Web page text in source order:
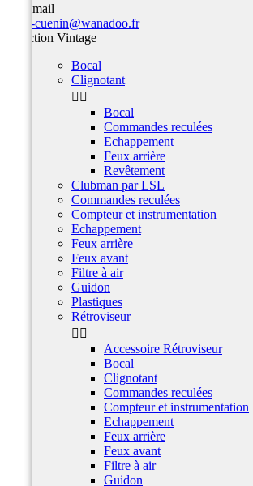
Par email
team-cuenin@wanadoo.fr
Sélection Vintage
Bocal
Clignotant
 
Bocal
Commandes reculées
Echappement
Feux arrière
Revêtement
Clubman par LSL
Commandes reculées
Compteur et instrumentation
Echappement
Feux arrière
Feux avant
Filtre à air
Guidon
Plastiques
Rétroviseur
 
Accessoire Rétroviseur
Bocal
Clignotant
Commandes reculées
Compteur et instrumentation
Echappement
Feux arrière
Feux avant
Filtre à air
Guidon